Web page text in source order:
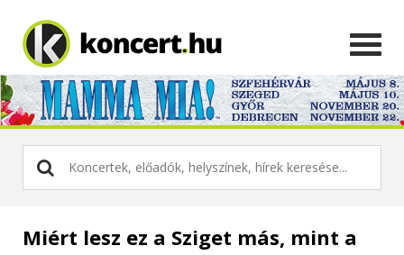
Miért lesz ez a Sziget más, mint a